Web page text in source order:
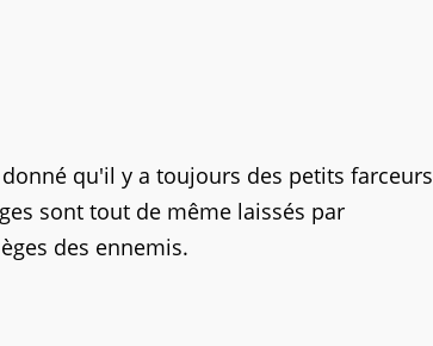
donné qu'il y a toujours des petits farceurs
sont tout de même laissés par
des ennemis.